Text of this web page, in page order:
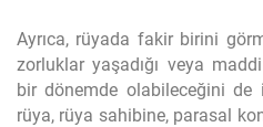
Ayrıca, rüyada fakir birini
zorluklar yaşadığı veya
bir dönemde olabileceğini de
rüya, rüya sahibine, parasal